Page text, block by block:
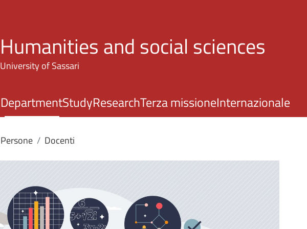
Humanities and social sciences
University of Sassari
DepartmentStudyResearchTerza missioneInternazionale
Persone Docenti